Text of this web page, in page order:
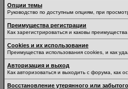
Опции темы
Руководство по доступным опциям, при
Преимущества регистрации
Как зарегистрироваться и каковы
Cookies и их использование
Преимущества использования cookies, и как
Авторизация и выход
Как авторизоваться и выходить с форума, как
Восстановление утерянного или